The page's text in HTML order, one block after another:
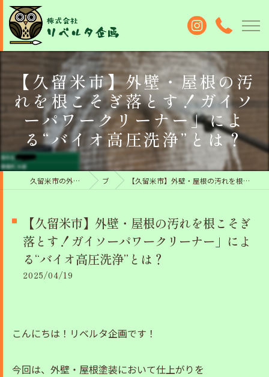
【久留米市】外壁・屋根の汚
れを根こそぎ落とす！ガイソ
ーパワークリーナー」によ
る“バイオ高圧洗浄”とは？
久留米市の外壁塗装なら株式会社リベルタ企画 ブログ 【久留米市】外壁・屋根の汚れを根こそぎ落とす！ガイソーパワークリーナー」による“バイオ高圧洗浄”とは？
【久留米市】外壁・屋根の汚れを根こそぎ
落とす！ガイソーパワークリーナー」によ
る“バイオ高圧洗浄”とは？
2025/04/19
こんにちは！リベルタ企画です！
今回は、外壁・屋根塗装において仕上がりを